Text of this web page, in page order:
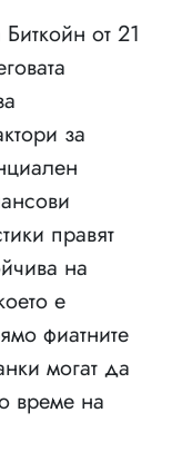
от 21
за
правят
на
е
фиатните
могат да
време на